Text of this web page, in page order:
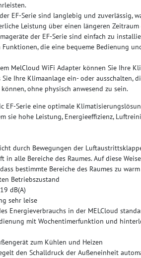
EF-Serie sind langlebig und zuverlässig,
Leistung über einen längeren
der EF-Serie sind einfach zu
die eine bequeme Bedienung
MelCloud WiFi Adapter können Sie Ihre
Ihre Klimaanlage ein- oder ausschalten,
ohne physisch anwesend zu sein.
EF-Serie eine optimale
sie hohe Leistung, Energieeffizienz,
durch Bewegungen der
alle Bereiche des Raumes. Auf diese
bestimmte Bereiche des Raumes zu
Betriebszustand
dB(A)
sehr leise
Energieverbrauchs in der MELCloud
mit Wochentimerfunktion und
zum Kühlen und Heizen
den Schalldruck der Außeneinheit